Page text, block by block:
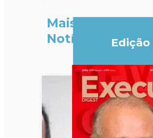
Mais
Notícias